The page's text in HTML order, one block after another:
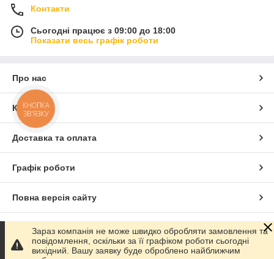
Контакти
Сьогодні працює з 09:00 до 18:00
Показати весь графік роботи
Про нас
Контакти
Доставка та оплата
Графік роботи
Повна версія сайту
Сайт створено на маркетплейсі Prom.ua
Зараз компанія не може швидко обробляти замовлення та
повідомлення, оскільки за її графіком роботи сьогодні
вихідний. Вашу заявку буде оброблено найближчим
КНОПКА
ЗВ'ЯЗКУ